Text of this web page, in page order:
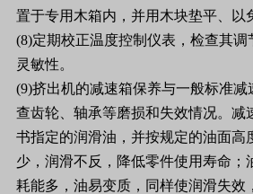
置于专用木箱内，并用木块垫平、以
(8)定期校正温度控制仪表，检查其调
灵敏性。
(9)挤出机的减速箱保养与一般标准减
查齿轮、轴承等磨损和失效情况。减
书指定的润滑油，并按规定的油面高
少，润滑不反，降低零件使用寿命；
耗能多，油易变质，同样使润滑失效